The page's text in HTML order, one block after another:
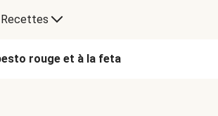
rouge et à la feta